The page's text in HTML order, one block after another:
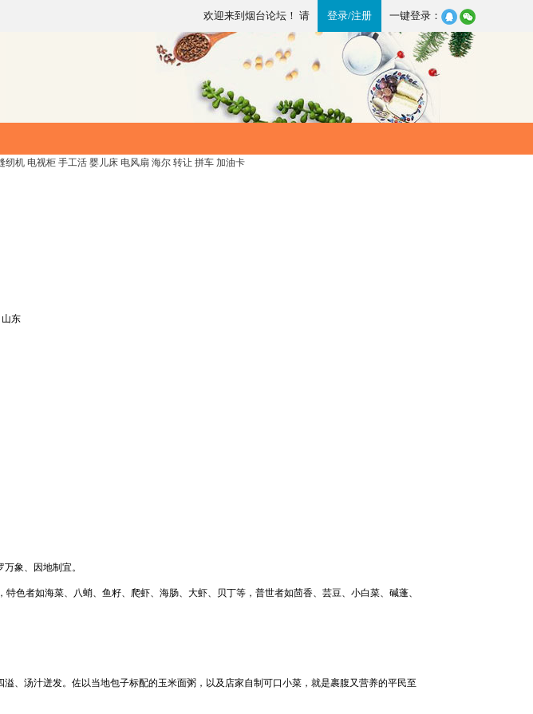
欢迎来到烟台论坛！ 请 登录/注册 一键登录：
纫机 电视柜 手工活 婴儿床 电风扇 海尔 转让 拼车 加油卡
东
象、因地制宜。
色者如海菜、八蛸、鱼籽、爬虾、海肠、大虾、贝丁等，普世者如茴香、芸豆、小白菜、碱蓬、
、汤汁迸发。佐以当地包子标配的玉米面粥，以及店家自制可口小菜，就是裹腹又营养的平民至